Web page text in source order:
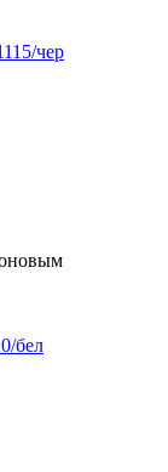
чер
бел